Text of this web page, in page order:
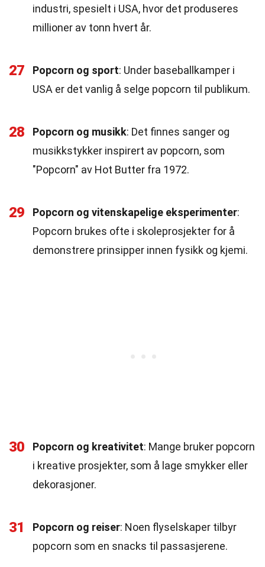
industri, spesielt i USA, hvor det produseres
millioner av tonn hvert år.
27 Popcorn og sport: Under baseballkamper i
USA er det vanlig å selge popcorn til publikum.
28 Popcorn og musikk: Det finnes sanger og
musikkstykker inspirert av popcorn, som
"Popcorn" av Hot Butter fra 1972.
29 Popcorn og vitenskapelige eksperimenter:
Popcorn brukes ofte i skoleprosjekter for å
demonstrere prinsipper innen fysikk og kjemi.
30 Popcorn og kreativitet: Mange bruker popcorn
i kreative prosjekter, som å lage smykker eller
dekorasjoner.
31 Popcorn og reiser: Noen flyselskaper tilbyr
popcorn som en snacks til passasjerene.